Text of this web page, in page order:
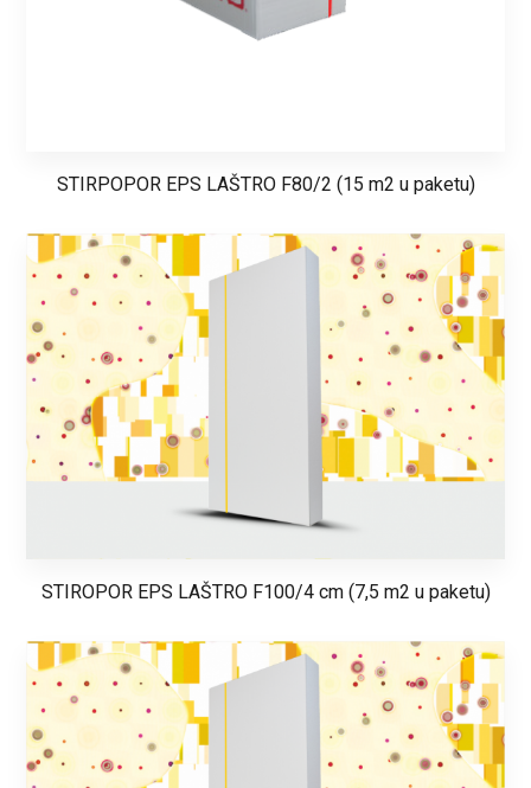
STIRPOPOR EPS LAŠTRO F80/2 (15 m2 u paketu)
STIROPOR EPS LAŠTRO F100/4 cm (7,5 m2 u paketu)